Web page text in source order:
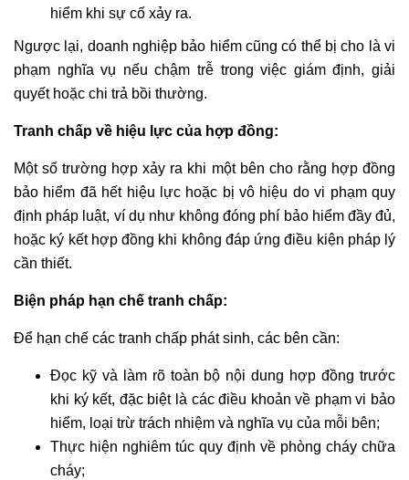
hiểm khi sự cố xảy ra.
Ngược lại, doanh nghiệp bảo hiểm cũng có thể bị cho là vi
phạm nghĩa vụ nếu chậm trễ trong việc giám định, giải
quyết hoặc chi trả bồi thường.
Tranh chấp về hiệu lực của hợp đồng:
Một số trường hợp xảy ra khi một bên cho rằng hợp đồng
bảo hiểm đã hết hiệu lực hoặc bị vô hiệu do vi phạm quy
định pháp luật, ví dụ như không đóng phí bảo hiểm đầy đủ,
hoặc ký kết hợp đồng khi không đáp ứng điều kiện pháp lý
cần thiết.
Biện pháp hạn chế tranh chấp:
Để hạn chế các tranh chấp phát sinh, các bên cần:
Đọc kỹ và làm rõ toàn bộ nội dung hợp đồng trước
khi ký kết, đặc biệt là các điều khoản về phạm vi bảo
hiểm, loại trừ trách nhiệm và nghĩa vụ của mỗi bên;
Thực hiện nghiêm túc quy định về phòng cháy chữa
cháy;